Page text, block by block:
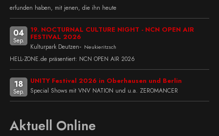
erfunden haben, mit jenen, die ihn heute
04
Sep.
19. NOCTURNAL CULTURE NIGHT - NCN OPEN AIR
FESTIVAL 2026
Kulturpark Deutzen- Neukieritzsch
HELL-ZONE.de präsentiert: NCN OPEN AIR 2026
18
Sep.
UNITY Festival 2026 in Oberhausen und Berlin
Special Shows mit VNV NATION und u.a. ZEROMANCER
Aktuell Online